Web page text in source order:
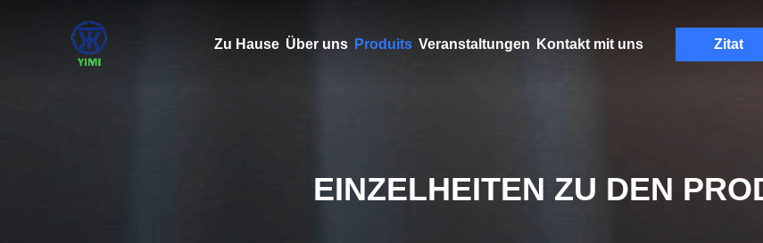
Zu Hause Über uns Produits Veranstaltungen Kontakt mit uns Zitat
EINZELHEITEN ZU DEN